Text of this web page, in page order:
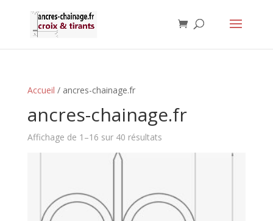
Accueil / ancres-chainage.fr
ancres-chainage.fr
Affichage de 1–16 sur 40 résultats